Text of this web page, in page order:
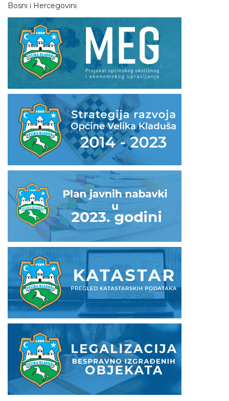
Bosni i Hercegovini